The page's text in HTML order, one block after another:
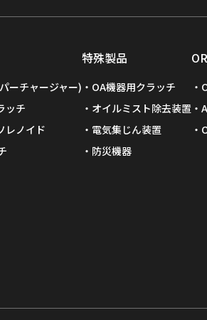
ーチャージャー)
ッチ
レノイド
特殊製品
OA機器用クラッチ
オイルミスト除去装置
電気集じん装置
防災機器